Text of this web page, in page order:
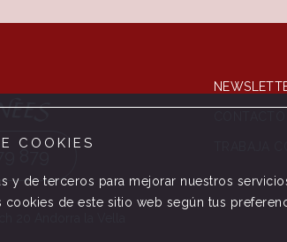
20 Andorra la Vella
COOKIES
y de terceros para mejorar nuestros
de este sitio web según tus